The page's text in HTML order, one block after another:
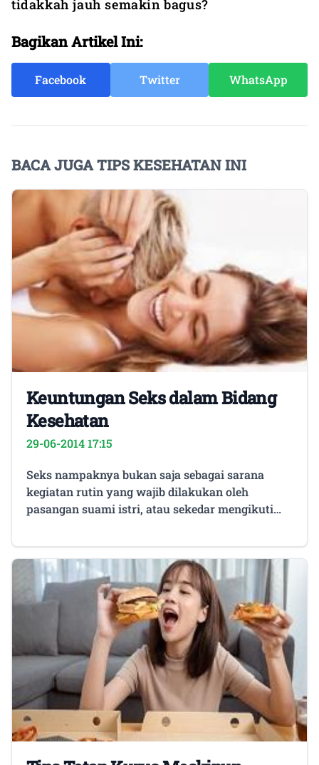
tidakkah jauh semakin bagus?
Bagikan Artikel Ini:
Facebook Twitter WhatsApp
BACA JUGA TIPS KESEHATAN INI
Keuntungan Seks dalam Bidang
Kesehatan
29-06-2014 17:15
Seks nampaknya bukan saja sebagai sarana
kegiatan rutin yang wajib dilakukan oleh
pasangan suami istri, atau sekedar mengikuti
seseorang, namun kenyataannya lebih dari
itu. Para ilmuwan menunjukkan bahwa seks
sangat bermanfaat bagi kesehatan kita,
sementara kurangnya kehidupan seks yang aktif
mungkin memiliki efek negatif. Tapi terlalu
banyak seks, juga bisa berbahaya: lebih dari tiga
kali seminggu dapat melemahkan sistem
kekebalan tubuh, membuat kita rentan terhadap
infeksi. Beberapa Hal positif yang bisa
didapatkan dari kegiatan seks yaitu, 1. Seks
mampu memberikan keseimbangan kesehatan
mental dan emosional. Bahkan dalam kasus